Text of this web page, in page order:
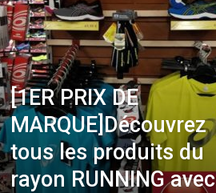
[1ER PRIX DE
MARQUE]Découvrez
tous les produits du
rayon RUNNING avec